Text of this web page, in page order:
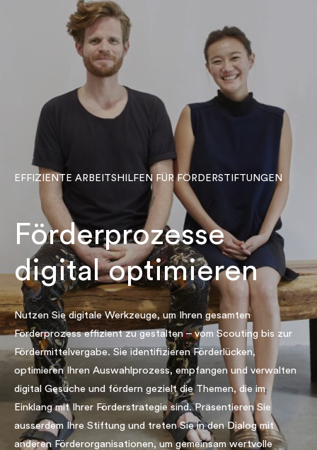
EFFIZIENTE ARBEITSHILFEN FÜR FÖRDERSTIFTUNGEN
Förderprozesse
digital optimieren
Nutzen Sie digitale Werkzeuge, um Ihren gesamten
Förderprozess effizient zu gestalten – vom Scouting bis zur
Fördermittelvergabe. Sie identifizieren Förderlücken,
optimieren Ihren Auswahlprozess, empfangen und verwalten
digital Gesuche und fördern gezielt die Themen, die im
Einklang mit Ihrer Förderstrategie sind. Präsentieren Sie
ausserdem Ihre Stiftung und treten Sie in den Dialog mit
anderen Förderorganisationen, um gemeinsam wertvolle